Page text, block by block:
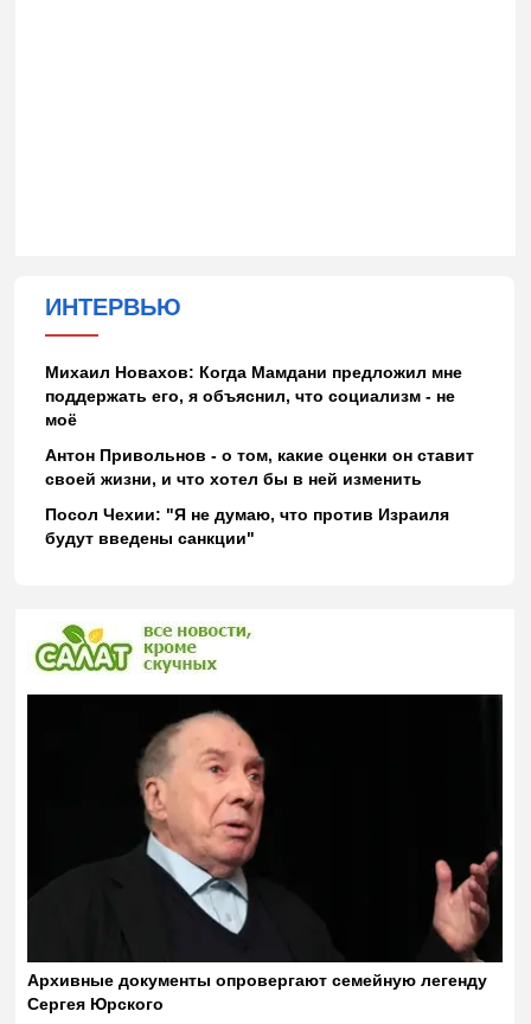
ИНТЕРВЬЮ
Михаил Новахов: Когда Мамдани предложил мне
поддержать его, я объяснил, что социализм - не
моё
Антон Привольнов - о том, какие оценки он ставит
своей жизни, и что хотел бы в ней изменить
Посол Чехии: "Я не думаю, что против Израиля
будут введены санкции"